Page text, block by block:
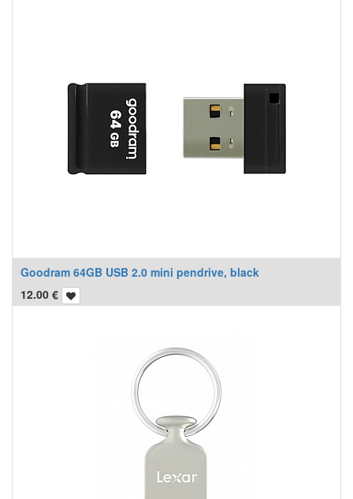
Goodram 64GB USB 2.0 mini pendrive, black
12.00 €